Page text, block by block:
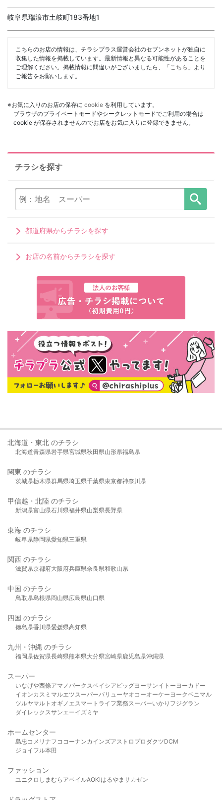
岐阜県瑞浪市土岐町183番地1
こちらのお店の情報は、チラシプラス運営会社のセブンネットが独自に
収集した情報を掲載しています。最新情報と異なる可能性があることを
ご理解ください。掲載情報に間違いがございましたら、「 こちら 」より
ご報告をお願いします。
※お気に入りのお店の保存に cookie を利用しています。
ブラウザのプライベートモードやシークレットモードでご利用の場合は
cookie が保存されませんのでお店をお気に入りに登録できません。
チラシを探す
都道府県からチラシを探す
お店の名前からチラシを探す
北海道・東北 のチラシ
北海道青森県岩手県宮城県秋田県山形県福島県
関東 のチラシ
茨城県栃木県群馬県埼玉県千葉県東京都神奈川県
甲信越・北陸 のチラシ
新潟県富山県石川県福井県山梨県長野県
東海 のチラシ
岐阜県静岡県愛知県三重県
関西 のチラシ
滋賀県京都府大阪府兵庫県奈良県和歌山県
中国 のチラシ
鳥取県島根県岡山県広島県山口県
四国 のチラシ
徳島県香川県愛媛県高知県
九州・沖縄 のチラシ
福岡県佐賀県長崎県熊本県大分県宮崎県鹿児島県沖縄県
スーパー
いなげや西條アマノパークスベイシア ビッグヨーサンイトーヨーカドー
イオンカスミ マルエツスーパーバリューヤオコーオーケー ヨークベニマル
ツルヤマルト オギノ エスマート ライフ業務スーパーいかり フジグラン
ダイレックスサンエーイズミヤ
ホームセンター
島忠 コメリ ナフコ コーナンカインズアストロプロダクツDCM
ジョイフル本田
ファッション
ユニクロ しまむら アベイルAOKIはるやま サカゼン